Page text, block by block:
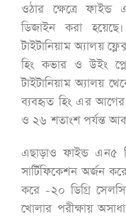
ওঠার ক্ষেত্রে
ডিজাইন করা
টাইটানিয়াম অ্যালয়
হিং কভার ও উইং
টাইটানিয়াম অ্যালয়
ব্যবহৃত হিং এর আগের
ও ২৬ শতাংশ পর্যন্ত
এছাড়াও ফাইন্ড এন৫
সার্টিফিকেশন অর্জন
করে -২০ ডিগ্রি
খোলার পরীক্ষায়